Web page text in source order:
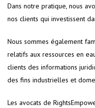
Dans notre pratique, nous
nos clients qui investissent
Nous sommes également
relatifs aux ressources en
clients des informations
des fins industrielles et
Les avocats de